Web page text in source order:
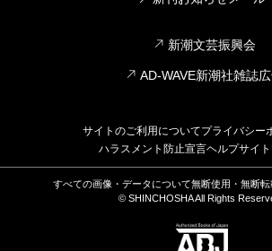
新潮文芸振興会
AD-WAVE新潮社雑誌
サイトのご利用についてプライバシー
ハラスメント防止宣言ヘルプサイ
すべての画像・データについて無断使用・無断転
© SHINCHOSHA All Rights